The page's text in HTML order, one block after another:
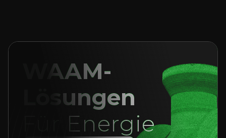
WAAM-
Lösungen
Für Energie